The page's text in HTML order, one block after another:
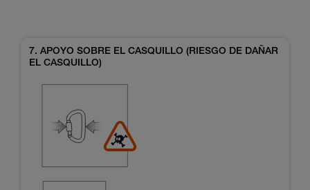
7. APOYO SOBRE EL CASQUILLO (RIESGO DE DAÑAR
EL CASQUILLO)